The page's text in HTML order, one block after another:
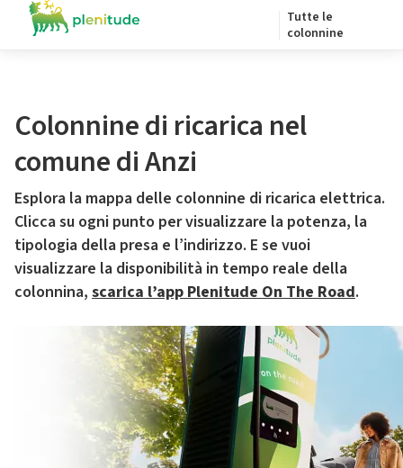
Tutte le
colonnine
Colonnine di ricarica nel
comune di Anzi
Esplora la mappa delle colonnine di ricarica elettrica.
Clicca su ogni punto per visualizzare la potenza, la
tipologia della presa e l’indirizzo. E se vuoi
visualizzare la disponibilità in tempo reale della
colonnina, scarica l’app Plenitude On The Road.